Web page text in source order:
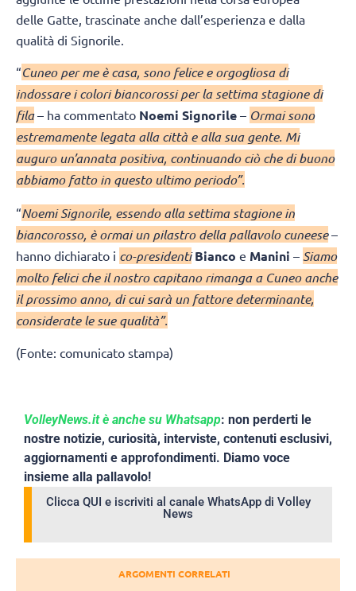
delle Gatte, trascinate anche dall’esperienza e dalla
qualità di Signorile.
“Cuneo per me è casa, sono felice e orgogliosa di
indossare i colori biancorossi per la settima stagione di
fila– ha commentato Noemi Signorile – Ormai sono
estremamente legata alla città e alla sua gente. Mi
auguro un’annata positiva, continuando ciò che di buono
abbiamo fatto in questo ultimo periodo”.
“Noemi Signorile, essendo alla settima stagione in
biancorosso, è ormai un pilastro della pallavolo cuneese–
hanno dichiarato i co-presidenti Bianco e Manini – Siamo
molto felici che il nostro capitano rimanga a Cuneo anche
il prossimo anno, di cui sarà un fattore determinante,
considerate le sue qualità”.
(Fonte: comunicato stampa)
VolleyNews.it è anche su Whatsapp: non perderti le
nostre notizie, curiosità, interviste, contenuti esclusivi,
aggiornamenti e approfondimenti. Diamo voce
insieme alla pallavolo!
Clicca QUI e iscriviti al canale WhatsApp di Volley
News
ARGOMENTI CORRELATI